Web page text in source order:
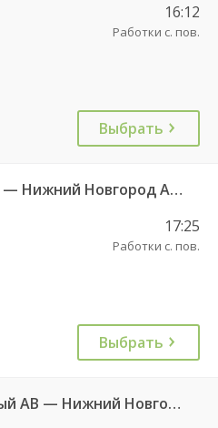
16:12
Работки с. пов.
Выбрать
Новочебоксарск г. ДКП — Нижний Новгород Автовокзал «ТПУ Канавинский» 7938
17:25
Работки с. пов.
Выбрать
Чебоксары Центральный АВ — Нижний Новгород Автовокзал «ТПУ Канавинский» 3025